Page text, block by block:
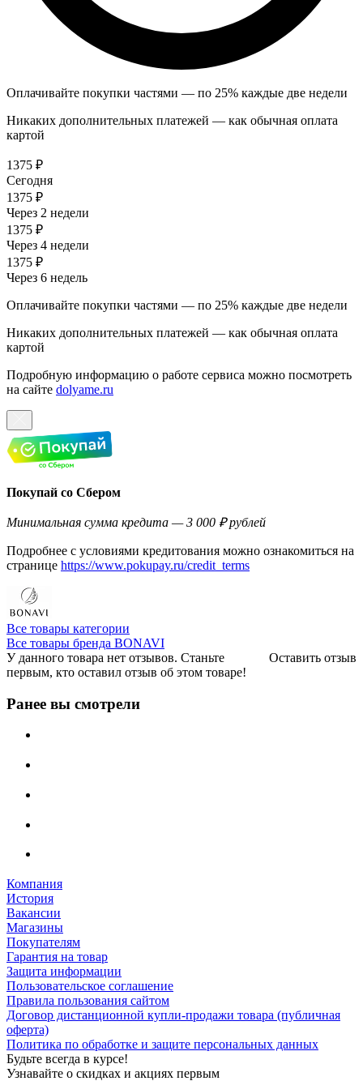
Оплачивайте покупки частями — по 25% каждые две недели
Никаких дополнительных платежей — как обычная оплата
картой
1375 ₽
Сегодня
1375 ₽
Через 2 недели
1375 ₽
Через 4 недели
1375 ₽
Через 6 недель
Оплачивайте покупки частями — по 25% каждые две недели
Никаких дополнительных платежей — как обычная оплата
картой
Подробную информацию о работе сервиса можно посмотреть
на сайте dolyame.ru
Покупай со Сбером
Минимальная сумма кредита — 3 000 ₽ рублей
Подробнее с условиями кредитования можно ознакомиться на
странице https://www.pokupay.ru/credit_terms
Все товары категории
Все товары бренда BONAVI
Оставить отзыв
У данного товара нет отзывов. Станьте
первым, кто оставил отзыв об этом товаре!
Ранее вы смотрели
Компания
История
Вакансии
Магазины
Покупателям
Гарантия на товар
Защита информации
Пользовательское соглашение
Правила пользования сайтом
Договор дистанционной купли-продажи товара (публичная
оферта)
Политика по обработке и защите персональных данных
Будьте всегда в курсе!
Узнавайте о скидках и акциях первым